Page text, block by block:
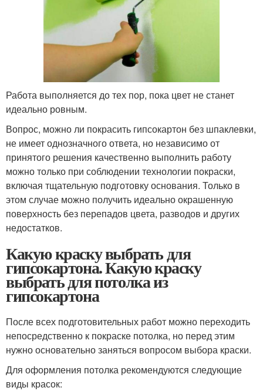
Работа выполняется до тех пор, пока цвет не станет
идеально ровным.
Вопрос, можно ли покрасить гипсокартон без шпаклевки,
не имеет однозначного ответа, но независимо от
принятого решения качественно выполнить работу
можно только при соблюдении технологии покраски,
включая тщательную подготовку основания. Только в
этом случае можно получить идеально окрашенную
поверхность без перепадов цвета, разводов и других
недостатков.
Какую краску выбрать для
гипсокартона. Какую краску
выбрать для потолка из
гипсокартона
После всех подготовительных работ можно переходить
непосредственно к покраске потолка, но перед этим
нужно основательно заняться вопросом выбора краски.
Для оформления потолка рекомендуются следующие
виды красок: